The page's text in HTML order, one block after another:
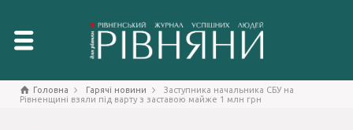
Головна Гарячі новини
Заступника начальника СБУ на
Рівненщині взяли під варту з заставою майже 1 млн грн